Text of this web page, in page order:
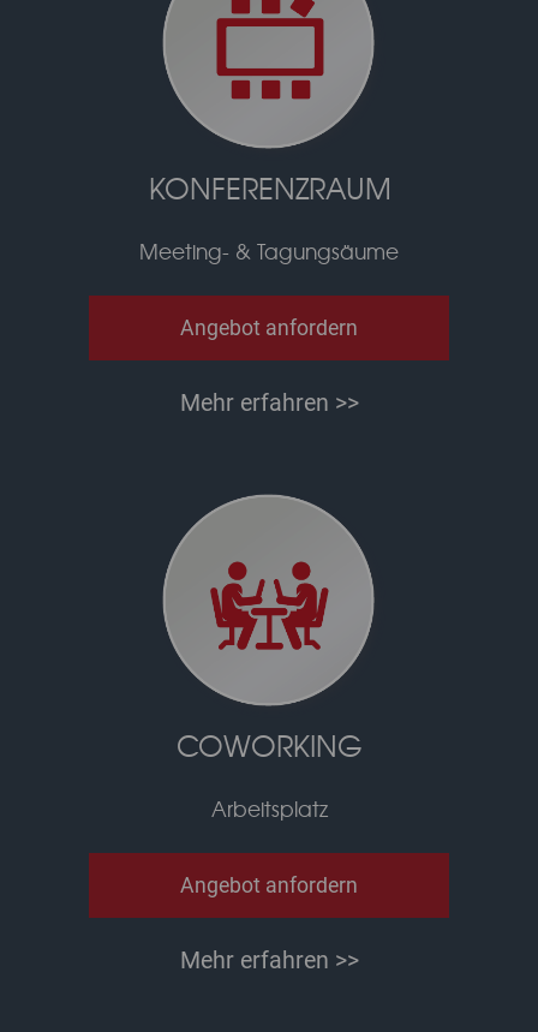
KONFERENZRAUM
Meeting- & Tagungsäume
Angebot anfordern
Mehr erfahren >>
COWORKING
Arbeitsplatz
Angebot anfordern
Mehr erfahren >>